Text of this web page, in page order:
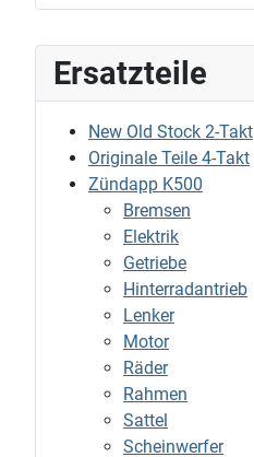
Ersatzteile
New Old Stock 2-Takt
Originale Teile 4-Takt
Zündapp K500
Bremsen
Elektrik
Getriebe
Hinterradantrieb
Lenker
Motor
Räder
Rahmen
Sattel
Scheinwerfer